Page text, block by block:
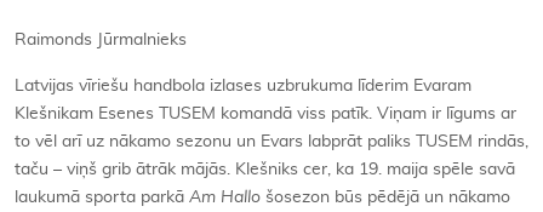
Raimonds Jūrmalnieks
Latvijas vīriešu handbola izlases uzbrukuma līderim Evaram
Klešnikam Esenes TUSEM komandā viss patīk. Viņam ir līgums ar
to vēl arī uz nākamo sezonu un Evars labprāt paliks TUSEM rindās,
taču – viņš grib ātrāk mājās. Klešniks cer, ka 19. maija spēle savā
laukumā sporta parkā Am Hallo šosezon būs pēdējā un nākamo